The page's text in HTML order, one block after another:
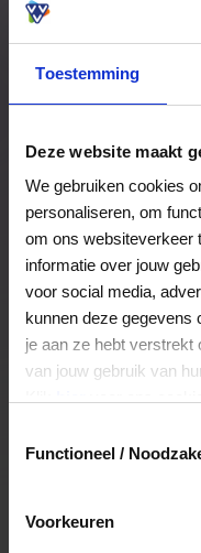
Toestemming
Deze website maakt
We gebruiken cookies
personaliseren, om
om ons websiteverkeer
informatie over jouw
voor social media,
kunnen deze gegevens
je aan ze hebt verstrekt
van jouw gebruik van
Functioneel /
Voorkeuren
Meerdere
Een bestelling
Nog veel meer...
Maak account aan